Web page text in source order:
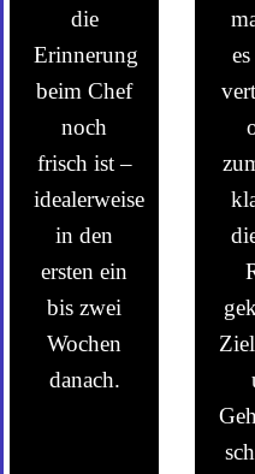
die
Erinnerung
beim Chef
noch
frisch ist –
idealerweise
in den
ersten ein
bis zwei
Wochen
danach.